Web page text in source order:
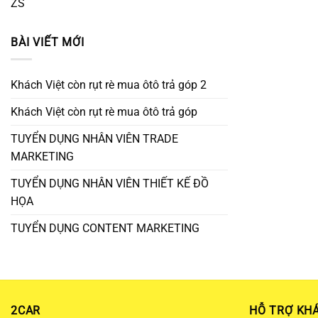
ZS
BÀI VIẾT MỚI
Khách Việt còn rụt rè mua ôtô trả góp 2
Khách Việt còn rụt rè mua ôtô trả góp
TUYỂN DỤNG NHÂN VIÊN TRADE
MARKETING
TUYỂN DỤNG NHÂN VIÊN THIẾT KẾ ĐỒ
HỌA
TUYỂN DỤNG CONTENT MARKETING
2CAR HỖ TRỢ